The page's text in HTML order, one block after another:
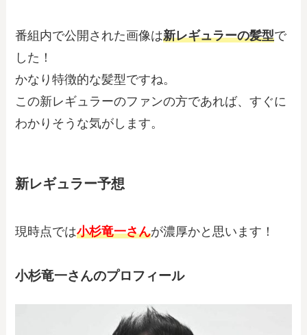
番組内で公開された画像は新レギュラーの髪型で
した！
かなり特徴的な髪型ですね。
この新レギュラーのファンの方であれば、すぐに
わかりそうな気がします。
新レギュラー予想
現時点では小杉竜一さんが濃厚かと思います！
小杉竜一さんのプロフィール